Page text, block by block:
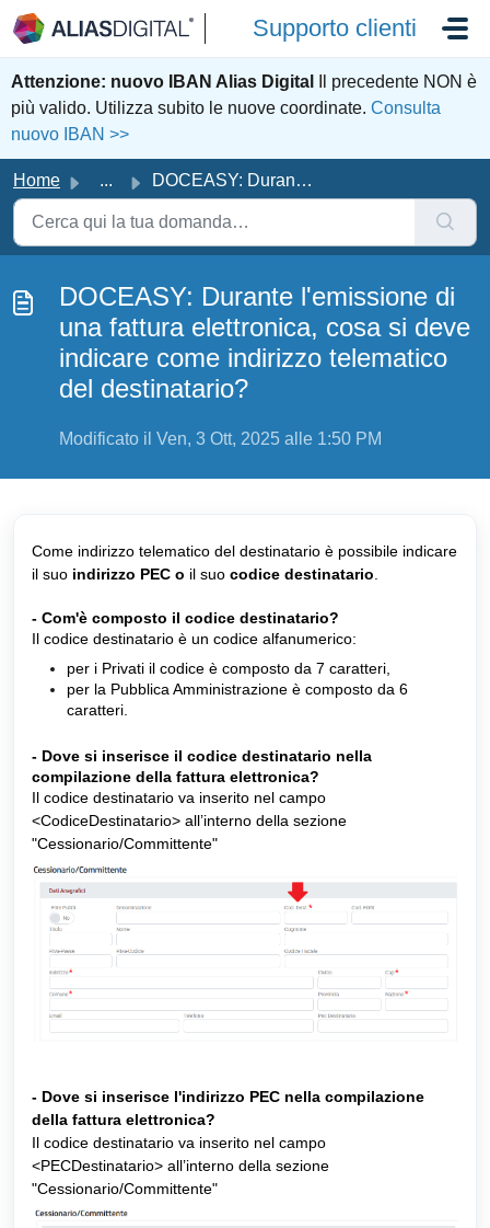
Salta al contenuto principale
Supporto clienti
Attenzione: nuovo IBAN Alias Digital
Il precedente NON è
più valido. Utilizza subito le nuove coordinate. Consulta
nuovo IBAN >>
Home ... DOCEASY: Durante l'emissione di una fattura elettroni...
DOCEASY: Durante l'emissione di
una fattura elettronica, cosa si deve
indicare come indirizzo telematico
del destinatario?
Modificato il Ven, 3 Ott, 2025 alle 1:50 PM
Come indirizzo telematico del destinatario è possibile indicare
il suo indirizzo PEC o il suo codice destinatario
- Com'è composto il codice destinatario?
Il codice destinatario è un codice alfanumerico:
per i Privati il codice è composto da 7 caratteri,
per la Pubblica Amministrazione è composto da 6
caratteri.
- Dove si inserisce il codice destinatario nella
compilazione della fattura elettronica?
Il codice destinatario va inserito nel campo
<CodiceDestinatario> all’interno della sezione
"Cessionario/Committente"
- Dove si inserisce l'indirizzo PEC nella compilazione
della fattura elettronica?
Il codice destinatario va inserito nel campo
<PECDestinatario> all’interno della sezione
"Cessionario/Committente"